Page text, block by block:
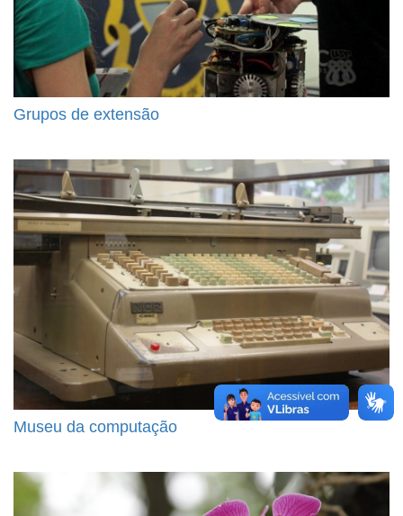
Grupos de extensão
Museu da computação